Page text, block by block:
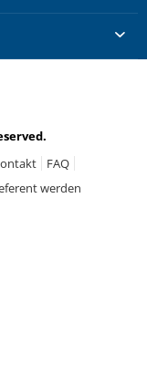
FAQ
werden